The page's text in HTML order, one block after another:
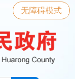
无障碍模式